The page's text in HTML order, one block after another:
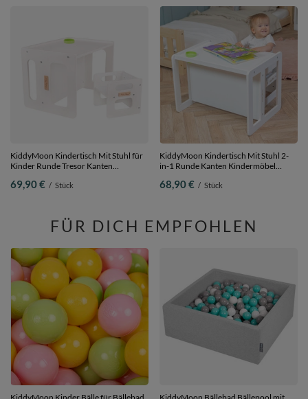
KiddyMoon Kindertisch Mit Stuhl für
Kinder Runde Tresor Kanten
Kindertisches: 61x44x44 cm/Stuhles:
69,90 € / Stück
KiddyMoon Kindertisch Mit Stuhl 2-
in-1 Runde Kanten Kindermöbel
Kindertisches: 61x44x44 cm/Stuhles:
68,90 € / Stück
FÜR DICH EMPFOHLEN